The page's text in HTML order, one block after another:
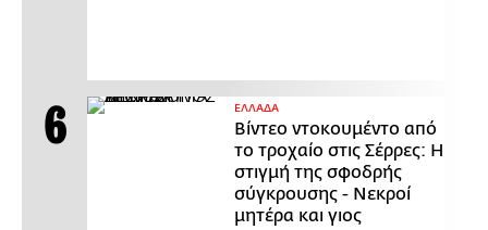
ΕΛΛΑΔΑ
Βίντεο ντοκουμέντο από
το τροχαίο στις Σέρρες: Η
στιγμή της σφοδρής
σύγκρουσης - Νεκροί
μητέρα και γιος